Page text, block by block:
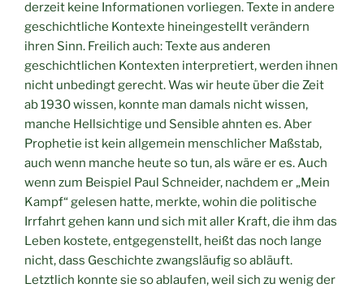
derzeit keine Informationen vorliegen. Texte in andere
geschichtliche Kontexte hineingestellt verändern
ihren Sinn. Freilich auch: Texte aus anderen
geschichtlichen Kontexten interpretiert, werden ihnen
nicht unbedingt gerecht. Was wir heute über die Zeit
ab 1930 wissen, konnte man damals nicht wissen,
manche Hellsichtige und Sensible ahnten es. Aber
Prophetie ist kein allgemein menschlicher Maßstab,
auch wenn manche heute so tun, als wäre er es. Auch
wenn zum Beispiel Paul Schneider, nachdem er „Mein
Kampf“ gelesen hatte, merkte, wohin die politische
Irrfahrt gehen kann und sich mit aller Kraft, die ihm das
Leben kostete, entgegenstellt, heißt das noch lange
nicht, dass Geschichte zwangsläufig so abläuft.
Letztlich konnte sie so ablaufen, weil sich zu wenig der